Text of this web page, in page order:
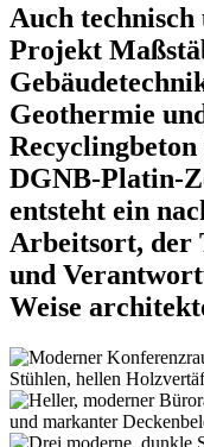
Auch technisch
Projekt
Geothermie
DGNB-Platin-
entsteht ein
Arbeitsort, der
und
Weise